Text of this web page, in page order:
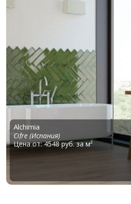
Alchimia
Cifre (Испания)
Цена от: 4548 руб. за м²